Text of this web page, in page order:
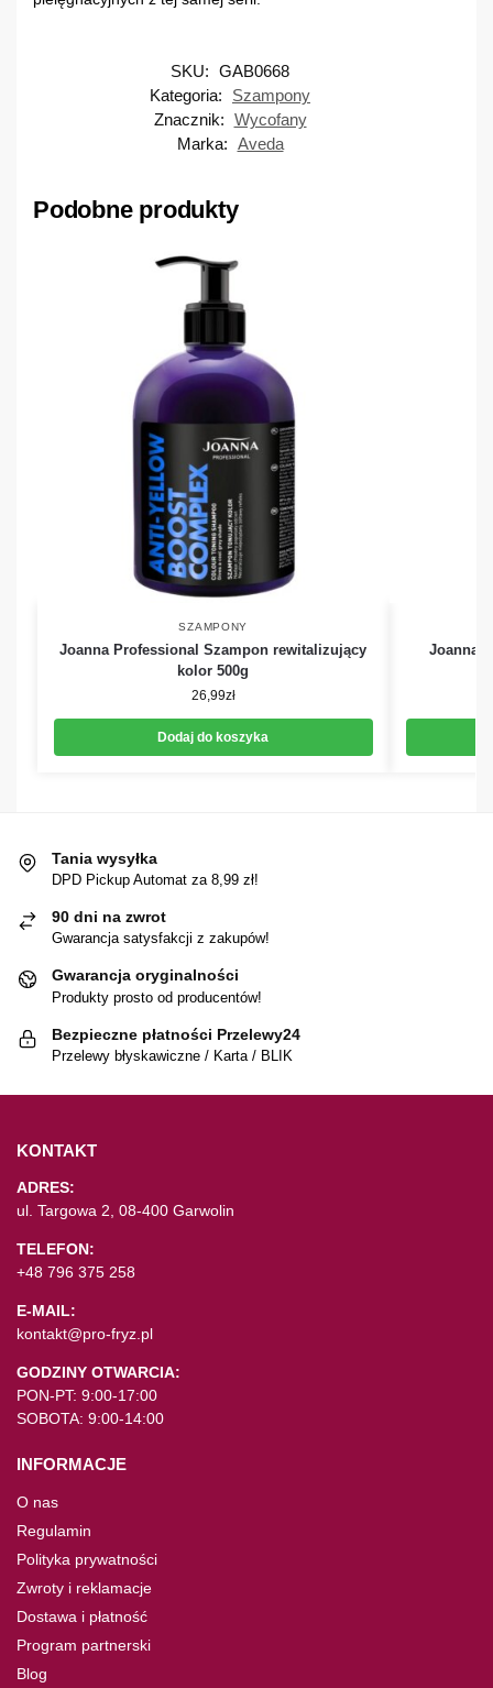
SKU: GAB0668
Kategoria:
Szampony
Znacznik: Wycofany
Marka: Aveda
Podobne produkty
SZAMPONY
Joanna Professional Szampon rewitalizujący
kolor 500g
26,99zł
Dodaj do koszyka
Joanna
Tania wysyłka
DPD Pickup Automat za 8,99 zł!
90 dni na zwrot
Gwarancja satysfakcji z zakupów!
Gwarancja oryginalności
Produkty prosto od producentów!
Bezpieczne płatności Przelewy24
Przelewy błyskawiczne / Karta / BLIK
KONTAKT
ADRES:
ul. Targowa 2, 08-400 Garwolin
TELEFON:
+48 796 375 258
E-MAIL:
kontakt@pro-fryz.pl
GODZINY OTWARCIA:
PON-PT: 9:00-17:00
SOBOTA: 9:00-14:00
INFORMACJE
O nas
Regulamin
Polityka prywatności
Zwroty i reklamacje
Dostawa i płatność
Program partnerski
Blog